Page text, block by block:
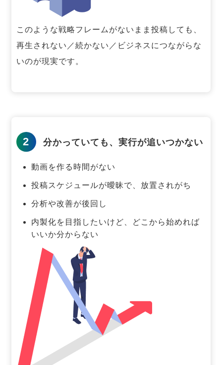
このような戦略フレームがないまま投稿しても、
再生されない／続かない／ビジネスにつながらな
いのが現実です。
2 分かっていても、実行が追いつかない
動画を作る時間がない
投稿スケジュールが曖昧で、放置されがち
分析や改善が後回し
内製化を目指したいけど、どこから始めれば
いいか分からない